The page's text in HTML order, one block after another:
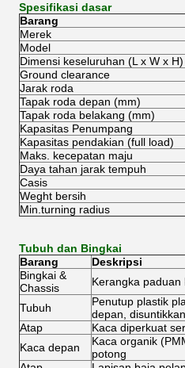
Spesifikasi dasar
Barang
Merek
Model
Dimensi keseluruhan (L x W x H)
Ground clearance
Jarak roda
Tapak roda depan (mm)
Tapak roda belakang (mm)
Kapasitas Penumpang
Kapasitas pendakian (full load)
Maks. kecepatan maju
Daya tahan jarak tempuh
Casis
Weght bersih
Min.turning radius
Tubuh dan Bingkai
Barang
Deskripsi
Bingkai &
Chassis
Kerangka paduan
Tubuh
Penutup plastik
depan, disuntikkan
Atap
Kaca diperkuat
Kaca depan
Kaca organik
potong